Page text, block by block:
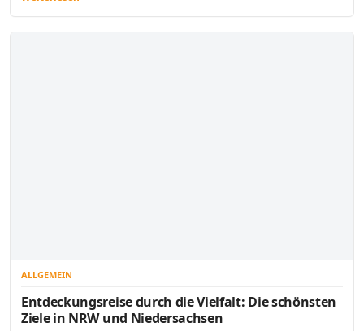
ALLGEMEIN
Entdeckungsreise durch die Vielfalt: Die schönsten
Ziele in NRW und Niedersachsen